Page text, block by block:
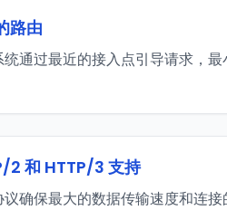
路由
通过最近的接入点引导请求，最
2 和 HTTP/3 支持
确保最大的数据传输速度和连接